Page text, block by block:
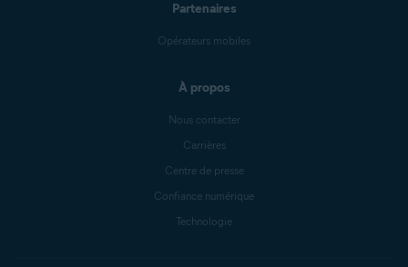
Partenaires
Opérateurs mobiles
À propos
Nous contacter
Carrières
Centre de presse
Confiance numérique
Technologie